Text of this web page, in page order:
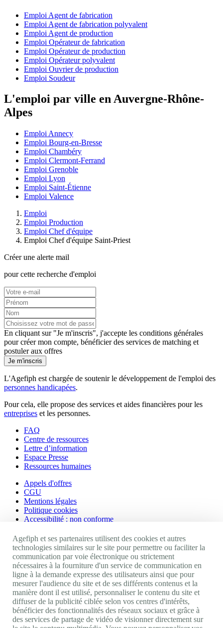
Emploi Agent de fabrication
Emploi Agent de fabrication polyvalent
Emploi Agent de production
Emploi Opérateur de fabrication
Emploi Opérateur de production
Emploi Opérateur polyvalent
Emploi Ouvrier de production
Emploi Soudeur
L'emploi par ville en Auvergne-Rhône-
Alpes
Emploi Annecy
Emploi Bourg-en-Bresse
Emploi Chambéry
Emploi Clermont-Ferrand
Emploi Grenoble
Emploi Lyon
Emploi Saint-Étienne
Emploi Valence
Emploi
Emploi Production
Emploi Chef d'équipe
Emploi Chef d'équipe Saint-Priest
Créer une alerte mail
pour cette recherche d'emploi
En cliquant sur "Je m'inscris", j'accepte les conditions générales
pour créer mon compte, bénéficier des services de matching et
postuler aux offres
Je m'inscris
L'Agefiph est chargée de soutenir le développement de l'emploi des
personnes handicapées.
Pour cela, elle propose des services et aides financières pour les
entreprises et les personnes.
FAQ
Centre de ressources
Lettre d’information
Espace Presse
Ressources humaines
Appels d'offres
CGU
Mentions légales
Politique cookies
Accessibilité : non conforme
Nos autres sites
Site portail Agefiph
Activateur de progrès
Handinnov
Innovation et recherche
Université du RRH
Service AppuiPro
Agefiph et ses partenaires utilisent des cookies et autres
technologies similaires sur le site pour permettre ou faciliter la
communication par voie électronique ou strictement
nécessaires à la fourniture d'un service de communication en
ligne à la demande expresse des utilisateurs ainsi que pour
mesurer l'audience du site et de ses différents contenus et la
manière dont il est utilisé, personnaliser le contenu du site et
diffuser de la publicité ciblée selon vos centres d'intérêts,
bénéficier des fonctionnalités des réseaux sociaux et grâce à
des services de partage de vidéo de visionner directement sur